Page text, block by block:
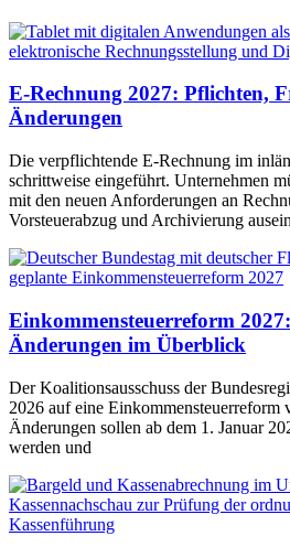
E-Rechnung 2027: Pflichten,
Änderungen
Die verpflichtende E-Rechnung im
schrittweise eingeführt. Unternehmen
mit den neuen Anforderungen an
Vorsteuerabzug und Archivierung
Einkommensteuerreform
Änderungen im Überblick
Der Koalitionsausschuss der
2026 auf eine Einkommensteuerreform
Änderungen sollen ab dem 1. Januar
werden und